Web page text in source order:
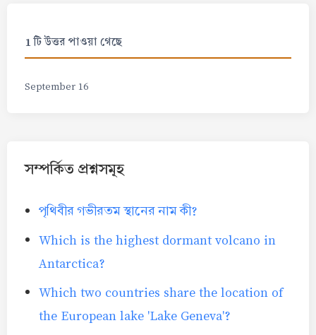
1 টি উত্তর পাওয়া গেছে
September 16
সম্পর্কিত প্রশ্নসমূহ
পৃথিবীর গভীরতম স্থানের নাম কী?
Which is the highest dormant volcano in
Antarctica?
Which two countries share the location of
the European lake 'Lake Geneva'?